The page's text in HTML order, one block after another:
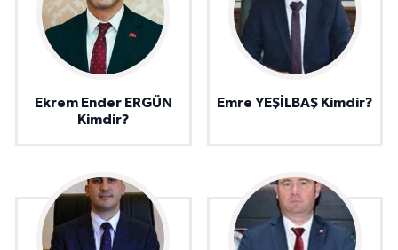
Ekrem Ender ERGÜN
Kimdir?
Emre YEŞİLBAŞ Kimdir?